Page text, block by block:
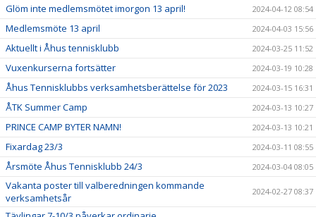
Glöm inte medlemsmötet imorgon 13 april! 2024-04-12 08:54
Medlemsmöte 13 april 2024-04-03 15:56
Aktuellt i Åhus tennisklubb 2024-03-25 11:52
Vuxenkurserna fortsätter 2024-03-19 10:28
Åhus Tennisklubbs verksamhetsberättelse för 2023 2024-03-15 16:31
ÅTK Summer Camp 2024-03-13 10:27
PRINCE CAMP BYTER NAMN! 2024-03-13 10:21
Fixardag 23/3 2024-03-11 08:55
Årsmöte Åhus Tennisklubb 24/3 2024-03-04 08:05
Vakanta poster till valberedningen kommande
verksamhetsår
2024-02-27 08:37